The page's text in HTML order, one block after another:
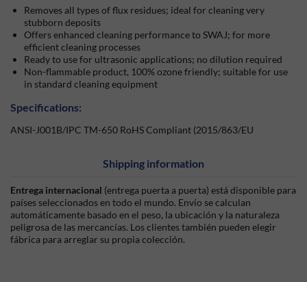
Removes all types of flux residues; ideal for cleaning very
stubborn deposits
Offers enhanced cleaning performance to SWAJ; for more
efficient cleaning processes
Ready to use for ultrasonic applications; no dilution required
Non-flammable product, 100% ozone friendly; suitable for use
in standard cleaning equipment
Specifications:
ANSI-J001B/IPC TM-650 RoHS Compliant (2015/863/EU
Shipping information
Entrega internacional (entrega puerta a puerta) está disponible para
países seleccionados en todo el mundo. Envío se calculan
automáticamente basado en el peso, la ubicación y la naturaleza
peligrosa de las mercancías. Los clientes también pueden elegir
fábrica para arreglar su propia colección.